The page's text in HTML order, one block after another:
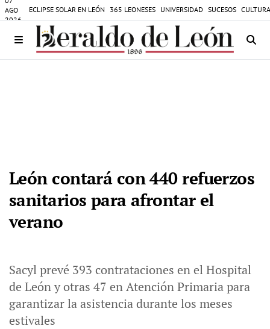
AGO
2026
ECLIPSE SOLAR EN LEÓN 365 LEONESES UNIVERSIDAD SUCESOS
León contará con 440 refuerzos
sanitarios para afrontar el
verano
Sacyl prevé 393 contrataciones en el Hospital
de León y otras 47 en Atención Primaria para
garantizar la asistencia durante los meses
estivales